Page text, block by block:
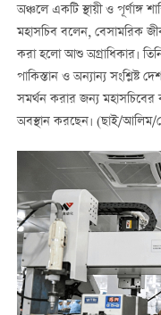
অঞ্চলে একটি স্থায়ী ও পূর্ণাঙ্গ
মহাসচিব বলেন, বেসামরিক
করা হলো আশু অগ্রাধিকার।
পাকিস্তান ও অন্যান্য সংশ্লিষ্ট
সমর্থন করার জন্য
অবস্থান করছেন। (ছাই/আলিম/